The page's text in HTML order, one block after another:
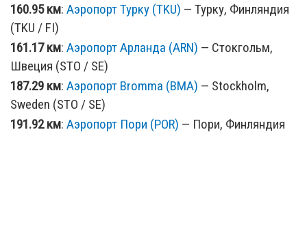
160.95 км: Аэропорт Турку (TKU) — Турку, Финляндия
(TKU / FI)
161.17 км: Аэропорт Арланда (ARN) — Стокгольм,
Швеция (STO / SE)
187.29 км: Аэропорт Bromma (BMA) — Stockholm,
Sweden (STO / SE)
191.92 км: Аэропорт Пори (POR) — Пори, Финляндия